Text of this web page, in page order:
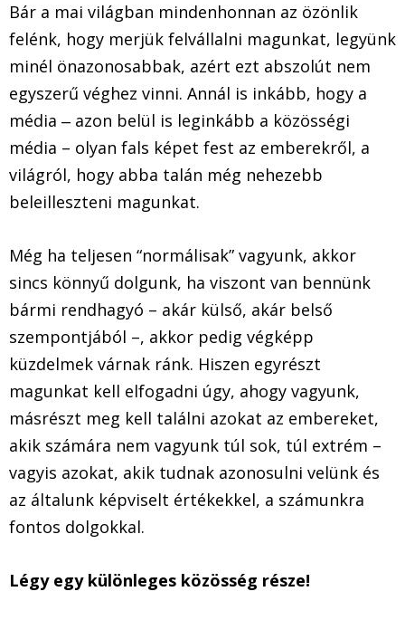
Bár a mai világban mindenhonnan az özönlik
felénk, hogy merjük felvállalni magunkat, legyünk
minél önazonosabbak, azért ezt abszolút nem
egyszerű véghez vinni. Annál is inkább, hogy a
média ‒ azon belül is leginkább a közösségi
média – olyan fals képet fest az emberekről, a
világról, hogy abba talán még nehezebb
beleilleszteni magunkat.
Még ha teljesen “normálisak” vagyunk, akkor
sincs könnyű dolgunk, ha viszont van bennünk
bármi rendhagyó – akár külső, akár belső
szempontjából –, akkor pedig végképp
küzdelmek várnak ránk. Hiszen egyrészt
magunkat kell elfogadni úgy, ahogy vagyunk,
másrészt meg kell találni azokat az embereket,
akik számára nem vagyunk túl sok, túl extrém –
vagyis azokat, akik tudnak azonosulni velünk és
az általunk képviselt értékekkel, a számunkra
fontos dolgokkal.
Légy egy különleges közösség része!